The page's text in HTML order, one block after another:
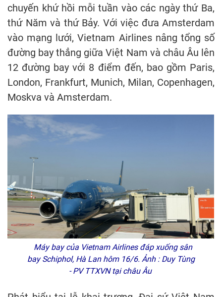
chuyến khứ hồi mỗi tuần vào các ngày thứ Ba,
thứ Năm và thứ Bảy. Với việc đưa Amsterdam
vào mạng lưới, Vietnam Airlines nâng tổng số
đường bay thẳng giữa Việt Nam và châu Âu lên
12 đường bay với 8 điểm đến, bao gồm Paris,
London, Frankfurt, Munich, Milan, Copenhagen,
Moskva và Amsterdam.
Máy bay của Vietnam Airlines đáp xuống sân
bay Schiphol, Hà Lan hôm 16/6. Ảnh : Duy Tùng
- PV TTXVN tại châu Âu